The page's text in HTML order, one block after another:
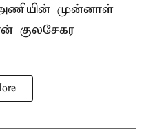
முன்னாள்
குலசேகர